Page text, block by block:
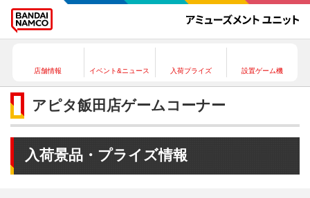
店舗情報 イベント&ニュース 入荷プライズ 設置ゲーム機
アピタ飯田店ゲームコーナー
入荷景品・プライズ情報